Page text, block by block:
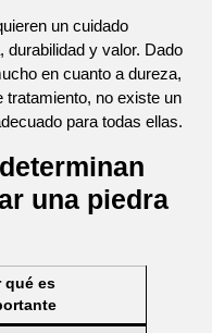
un cuidado
durabilidad y valor. Dado
en cuanto a dureza,
tratamiento, no existe un
para todas ellas.
una piedra
qué es